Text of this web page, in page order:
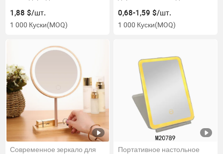
1,88 $/шт.
1 000 Куски(MOQ)
0,68-1,59 $/шт.
1 000 Куски(MOQ)
Современное зеркало для
Портативное настольное